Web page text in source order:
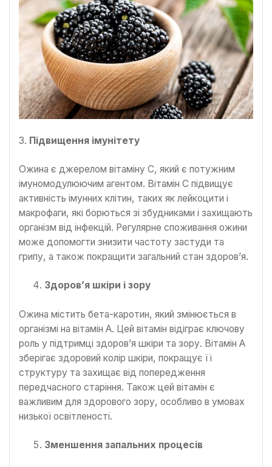
3. Підвищення імунітету
Ожина є джерелом вітаміну C, який є потужним
імуномодулюючим агентом. Вітамін С підвищує
активність імунних клітин, таких як лейкоцити і
макрофаги, які борються зі збудниками і захищають
організм від інфекцій. Регулярне споживання ожини
може допомогти знизити частоту застуди та
грипу, а також покращити загальний стан здоров’я.
Здоров’я шкіри і зору
Ожина містить бета-каротин, який змінюється в
організмі на вітамін A. Цей вітамін відіграє ключову
роль у підтримці здоров’я шкіри та зору. Вітамін A
зберігає здоровий колір шкіри, покращує її
структуру та захищає від попередження
передчасного старіння. Також цей вітамін є
важливим для здорового зору, особливо в умовах
низької освітленості.
Зменшення запальних процесів